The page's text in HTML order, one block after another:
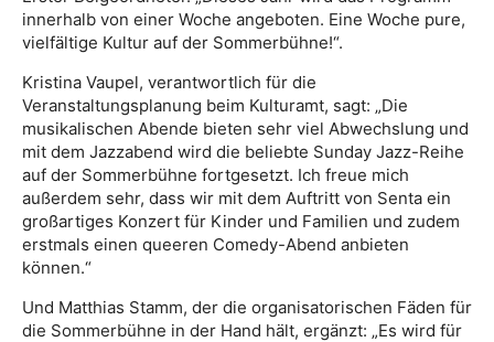
innerhalb von einer Woche angeboten. Eine Woche pure,
vielfältige Kultur auf der Sommerbühne!“.
Kristina Vaupel, verantwortlich für die
Veranstaltungsplanung beim Kulturamt, sagt: „Die
musikalischen Abende bieten sehr viel Abwechslung und
mit dem Jazzabend wird die beliebte Sunday Jazz-Reihe
auf der Sommerbühne fortgesetzt. Ich freue mich
außerdem sehr, dass wir mit dem Auftritt von Senta ein
großartiges Konzert für Kinder und Familien und zudem
erstmals einen queeren Comedy-Abend anbieten
können.“
Und Matthias Stamm, der die organisatorischen Fäden für
die Sommerbühne in der Hand hält, ergänzt: „Es wird für